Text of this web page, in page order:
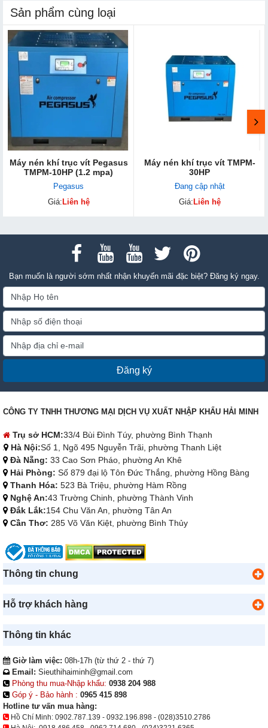
Sản phẩm cùng loại
Máy nén khí trục vít Pegasus
TMPM-10HP (1.2 mpa)
Pegasus
Giá: Liên hệ
Máy nén khí trục vít TMPM-
30HP
Đang cập nhật
Giá: Liên hệ
Bạn muốn là người sớm nhất nhận khuyến mãi đặc biệt? Đăng ký ngay.
Đăng ký
CÔNG TY TNHH THƯƠNG MẠI DỊCH VỤ XUẤT NHẬP KHẨU HẢI MINH
Trụ sở HCM:33/4 Bùi Đình Túy, phường Bình Thạnh
Hà Nội:Số 1, Ngõ 495 Nguyễn Trãi, phường Thanh Liệt
Đà Nẵng: 33 Cao Sơn Pháo, phường An Khê
Hải Phòng: Số 879 đại lộ Tôn Đức Thắng, phường Hồng Bàng
Thanh Hóa: 523 Bà Triệu, phường Hàm Rồng
Nghệ An:43 Trường Chinh, phường Thành Vinh
Đắk Lắk:154 Chu Văn An, phường Tân An
Cần Thơ: 285 Võ Văn Kiệt, phường Bình Thủy
Thông tin chung
Hỗ trợ khách hàng
Thông tin khác
Giờ làm việc: 08h-17h (từ thứ 2 - thứ 7)
Email: Sieuthihaiminh@gmail.com
Phòng thu mua-Nhập khẩu: 0938 204 988
Góp ý - Bảo hành : 0965 415 898
Hotline tư vấn mua hàng:
Hồ Chí Minh: 0902.787.139 - 0932.196.898 - (028)3510.2786